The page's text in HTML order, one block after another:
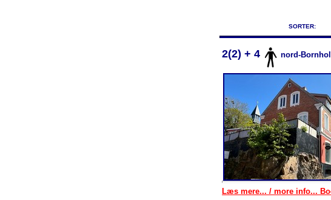
SORTER:
2(2) + 4 nord-
Læs mere... / more info...